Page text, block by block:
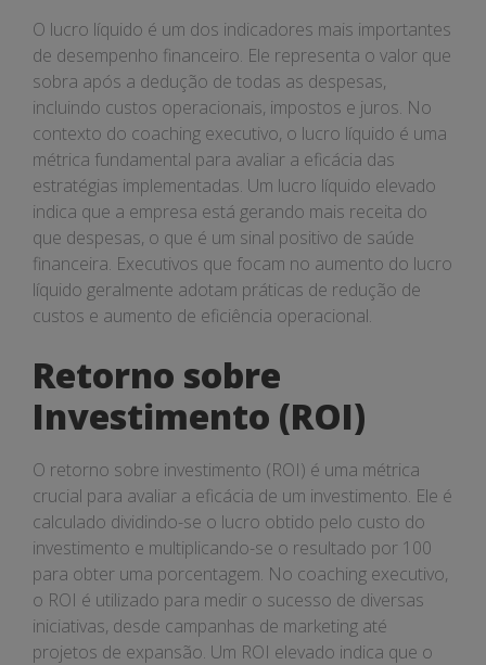
O lucro líquido é um dos indicadores mais importantes
de desempenho financeiro. Ele representa o valor que
sobra após a dedução de todas as despesas,
incluindo custos operacionais, impostos e juros. No
contexto do coaching executivo, o lucro líquido é uma
métrica fundamental para avaliar a eficácia das
estratégias implementadas. Um lucro líquido elevado
indica que a empresa está gerando mais receita do
que despesas, o que é um sinal positivo de saúde
financeira. Executivos que focam no aumento do lucro
líquido geralmente adotam práticas de redução de
custos e aumento de eficiência operacional.
Retorno sobre
Investimento (ROI)
O retorno sobre investimento (ROI) é uma métrica
crucial para avaliar a eficácia de um investimento. Ele é
calculado dividindo-se o lucro obtido pelo custo do
investimento e multiplicando-se o resultado por 100
para obter uma porcentagem. No coaching executivo,
o ROI é utilizado para medir o sucesso de diversas
iniciativas, desde campanhas de marketing até
projetos de expansão. Um ROI elevado indica que o